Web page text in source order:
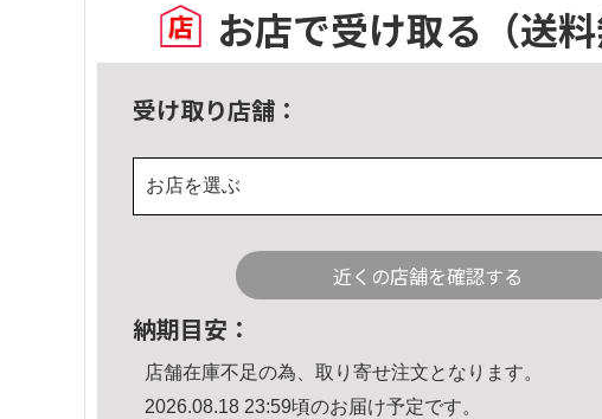
お店で受け取る （送
受け取り店舗：
お店を選ぶ
近くの店舗を確認する
納期目安：
店舗在庫不足の為、取り寄せ注文となります。
2026.08.18 23:59頃のお届け予定です。